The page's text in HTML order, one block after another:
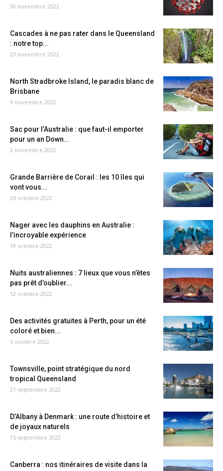
30 novembre 2022
Cascades à ne pas rater dans le Queensland
: notre top...
23 novembre 2022
North Stradbroke Island, le paradis blanc de
Brisbane
9 novembre 2022
Sac pour l’Australie : que faut-il emporter
pour un an Down...
2 novembre 2022
Grande Barrière de Corail : les 10 îles qui
vont vous...
26 octobre 2022
Nager avec les dauphins en Australie :
l’incroyable expérience
19 octobre 2022
Nuits australiennes : 7 lieux que vous n’êtes
pas prêt d’oublier...
12 octobre 2022
Des activités gratuites à Perth, pour un été
coloré et bien...
5 octobre 2022
Townsville, point stratégique du nord
tropical Queensland
21 septembre 2022
D’Albany à Denmark : une route d’histoire et
de joyaux naturels
15 septembre 2022
Canberra : nos itinéraires de visite dans la